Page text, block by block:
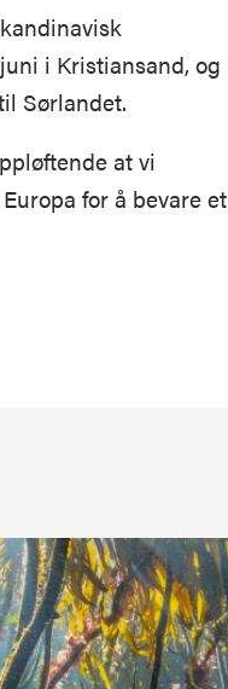
i Kristiansand, og
Sørlandet.
at vi
for å bevare et